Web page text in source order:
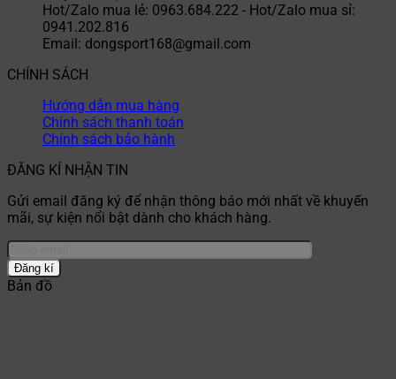
Hot/Zalo mua lẻ: 0963.684.222 - Hot/Zalo mua sỉ:
0941.202.816
Email: dongsport168@gmail.com
CHÍNH SÁCH
Hướng dẫn mua hàng
Chính sách thanh toán
Chính sách bảo hành
ĐĂNG KÍ NHẬN TIN
Gửi email đăng ký để nhận thông báo mới nhất về khuyến
mãi, sự kiện nổi bật dành cho khách hàng.
Bản đồ